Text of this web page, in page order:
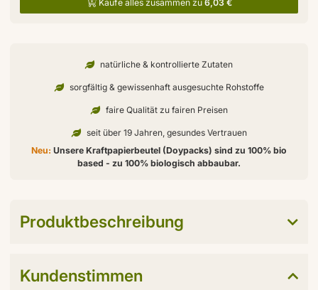
Kaufe alles zusammen zu 6,03 €
natürliche & kontrollierte Zutaten
sorgfältig & gewissenhaft ausgesuchte Rohstoffe
faire Qualität zu fairen Preisen
seit über 19 Jahren, gesundes Vertrauen
Neu: Unsere Kraftpapierbeutel (Doypacks) sind zu 100% bio
based - zu 100% biologisch abbaubar.
Produktbeschreibung
Kundenstimmen